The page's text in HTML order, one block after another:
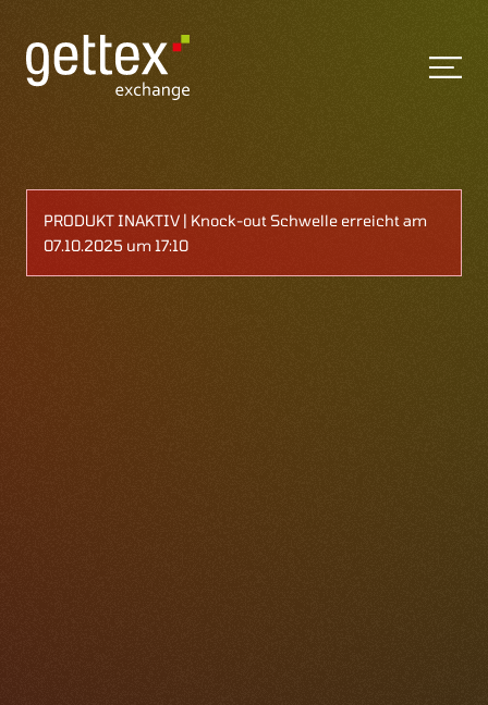
PRODUKT INAKTIV | Knock-out Schwelle erreicht am
07.10.2025 um 17:10